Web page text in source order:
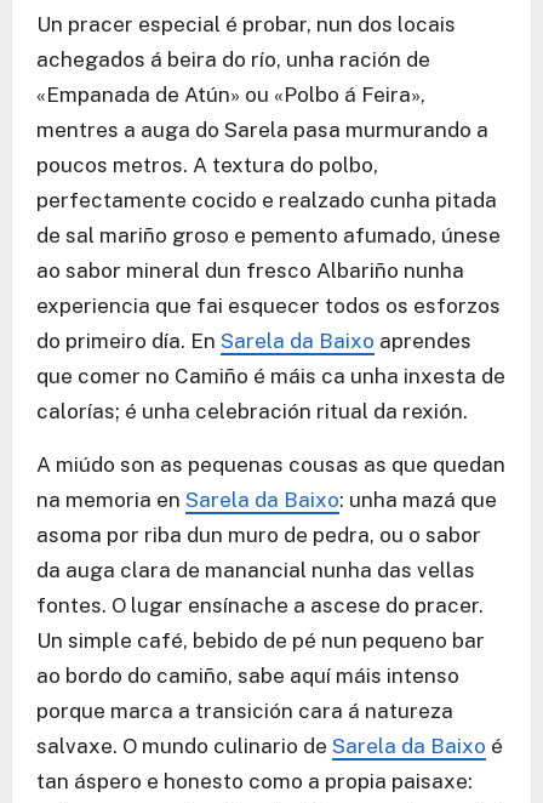
Un pracer especial é probar, nun dos locais
achegados á beira do río, unha ración de
«Empanada de Atún» ou «Polbo á Feira»,
mentres a auga do Sarela pasa murmurando a
poucos metros. A textura do polbo,
perfectamente cocido e realzado cunha pitada
de sal mariño groso e pemento afumado, únese
ao sabor mineral dun fresco Albariño nunha
experiencia que fai esquecer todos os esforzos
do primeiro día. En Sarela da Baixo aprendes
que comer no Camiño é máis ca unha inxesta de
calorías; é unha celebración ritual da rexión.
A miúdo son as pequenas cousas as que quedan
na memoria en Sarela da Baixo: unha mazá que
asoma por riba dun muro de pedra, ou o sabor
da auga clara de manancial nunha das vellas
fontes. O lugar ensínache a ascese do pracer.
Un simple café, bebido de pé nun pequeno bar
ao bordo do camiño, sabe aquí máis intenso
porque marca a transición cara á natureza
salvaxe. O mundo culinario de Sarela da Baixo é
tan áspero e honesto como a propia paisaxe: